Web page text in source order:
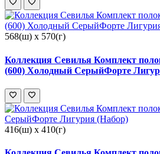
568(ш) x 570(г)
Коллекция Севилья Комплект
(600) Холодный СерыйФорте
416(ш) x 410(г)